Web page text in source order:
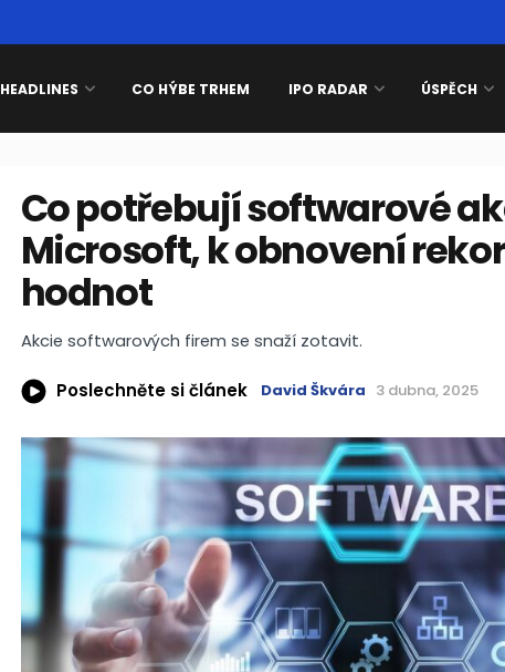
HEADLINES CO HÝBE TRHEM IPO RADAR ÚSPĚCH
Co potřebují softwarové
Microsoft, k obnovení
hodnot
Akcie softwarových firem se snaží zotavit.
Poslechněte si článek David Škvára 3 dubna, 2025